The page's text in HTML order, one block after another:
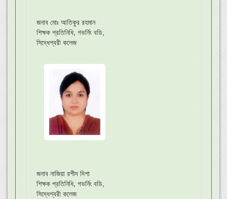
জনাব মোঃ আতিকুর রহমান
শিক্ষক প্রতিনিধি, গভর্নিং বডি,
সিদ্ধেশ্বরী কলেজ
জনাব নাজিয়া রশীদ দিশা
শিক্ষক প্রতিনিধি, গভর্নিং বডি,
সিদ্ধেশ্বরী কলেজ